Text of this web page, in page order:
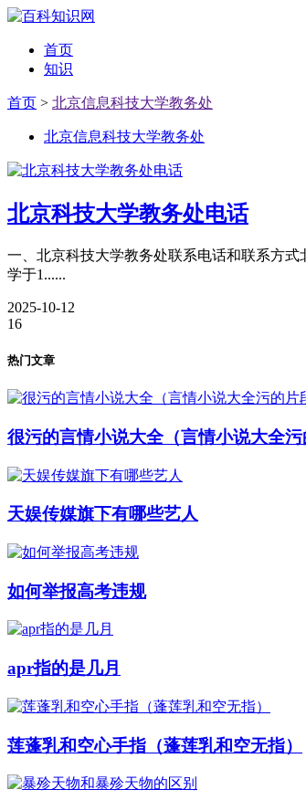
首页
知识
首页 > 北京信息科技大学教务处
北京信息科技大学教务处
北京科技大学教务处电话
一、北京科技大学教务处联系电话和联系方式
学于1......
2025-10-12
16
热门文章
很污的言情小说大全（言情小说大全污
天娱传媒旗下有哪些艺人
如何举报高考违规
apr指的是几月
莲蓬乳和空心手指（蓬莲乳和空无指）